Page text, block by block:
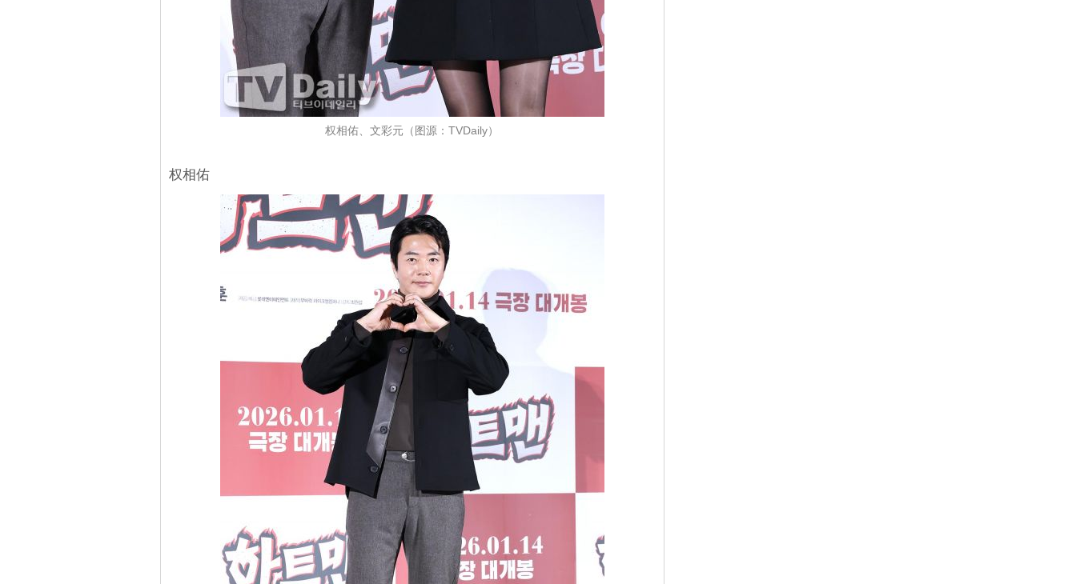
权相佑、文彩元（图源：TVDaily）
权相佑